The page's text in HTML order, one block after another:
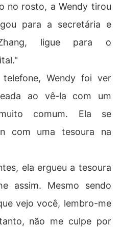
no rosto, a Wendy tirou
para a secretária e
ligue para o
Wendy foi ver
ao vê-la com um
comum. Ela se
com uma tesoura na
ela ergueu a tesoura
assim. Mesmo sendo
vejo você, lembro-me
não me culpe por